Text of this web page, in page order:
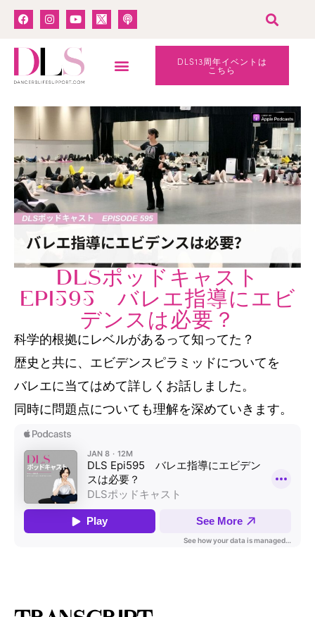
DLS13周年イベントは
こちら
DLSポッドキャスト
EPI595 バレエ指導にエビ
デンスは必要？
科学的根拠にレベルがあるって知ってた？
歴史と共に、エビデンスピラミッドについてを
バレエに当てはめて詳しくお話しました。
同時に問題点についても理解を深めていきます。